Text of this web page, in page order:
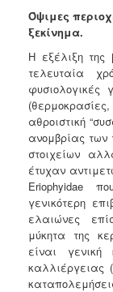
ΤΟΠΟΣ
ΠΟΛΙΤΙΣΜΟΣ
ΑΝΘΕΚΤΙΚΗ
ΠΟΛΗ
Όψιμες
ξεκίνημα.
Η εξέλιξη
τελευταία
φυσιολογικές
αθροιστική
ανομβρίας των
στοιχείων
έτυχαν
Eriophyidae
γενικότερη
ελαιώνες
μύκητα της
είναι γενική
καλλιέργειας